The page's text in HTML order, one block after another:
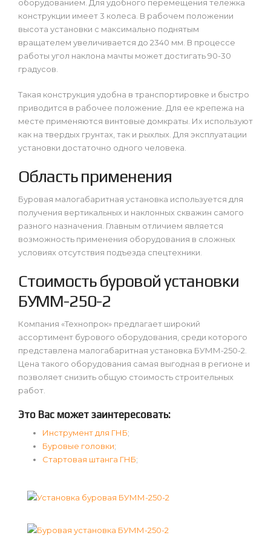
оборудованием. Для удобного перемещения тележка
конструкции имеет 3 колеса. В рабочем положении
высота установки с максимально поднятым
вращателем увеличивается до 2340 мм. В процессе
работы угол наклона мачты может достигать 90-30
градусов.
Такая конструкция удобна в транспортировке и быстро
приводится в рабочее положение. Для ее крепежа на
месте применяются винтовые домкраты. Их используют
как на твердых грунтах, так и рыхлых. Для эксплуатации
установки достаточно одного человека.
Область применения
Буровая малогабаритная установка используется для
получения вертикальных и наклонных скважин самого
разного назначения. Главным отличием является
возможность применения оборудования в сложных
условиях отсутствия подъезда спецтехники.
Стоимость буровой установки
БУММ-250-2
Компания «Технопрок» предлагает широкий
ассортимент бурового оборудования, среди которого
представлена малогабаритная установка БУММ-250-2.
Цена такого оборудования самая выгодная в регионе и
позволяет снизить общую стоимость строительных
работ.
Это Вас может заинтересовать:
Инструмент для ГНБ;
Буровые головки;
Cтартовая штанга ГНБ;